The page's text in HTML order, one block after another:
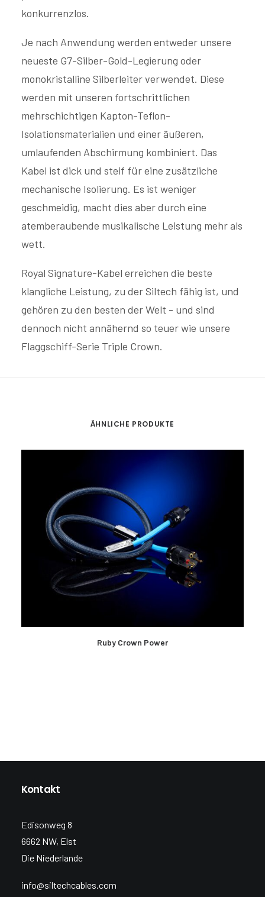
konkurrenzlos.
Je nach Anwendung werden entweder unsere
neueste G7-Silber-Gold-Legierung oder
monokristalline Silberleiter verwendet. Diese
werden mit unseren fortschrittlichen
mehrschichtigen Kapton-Teflon-
Isolationsmaterialien und einer äußeren,
umlaufenden Abschirmung kombiniert. Das
Kabel ist dick und steif für eine zusätzliche
mechanische Isolierung. Es ist weniger
geschmeidig, macht dies aber durch eine
atemberaubende musikalische Leistung mehr als
wett.
Royal Signature-Kabel erreichen die beste
klangliche Leistung, zu der Siltech fähig ist, und
gehören zu den besten der Welt - und sind
dennoch nicht annähernd so teuer wie unsere
Flaggschiff-Serie Triple Crown.
ÄHNLICHE PRODUKTE
MEHR LESEN
Ruby Crown Power
Kontakt
Edisonweg 8
6662 NW, Elst
Die Niederlande
info@siltechcables.com